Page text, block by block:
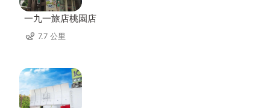
一九一旅店桃園店
7.7 公里